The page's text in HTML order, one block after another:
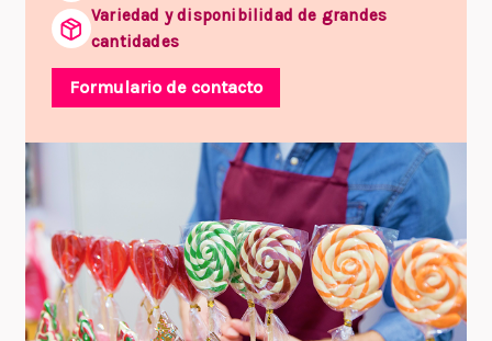
Variedad y disponibilidad de grandes
cantidades
Formulario de contacto